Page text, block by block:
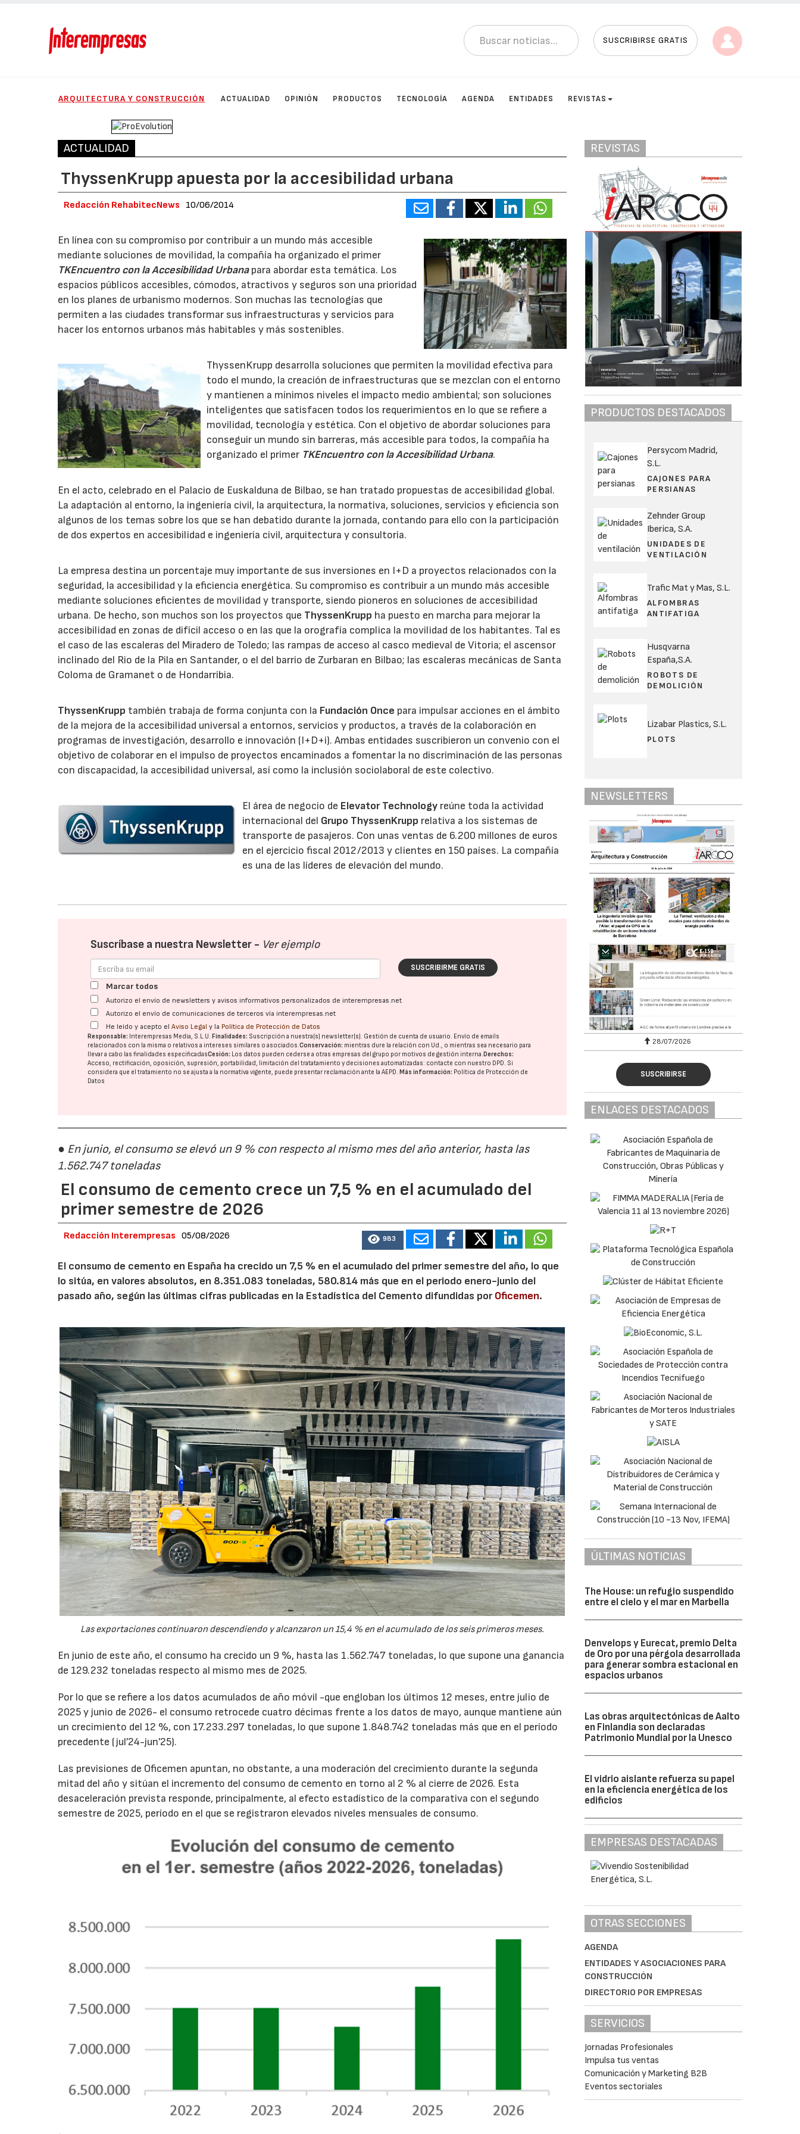
SUSCRIBIRSE GRATIS
ARQUITECTURA Y CONSTRUCCIÓN ACTUALIDAD OPINIÓN PRODUCTOS TECNOLOGÍA AGENDA ENTIDADES REVISTAS
ACTUALIDAD
ThyssenKrupp apuesta por la accesibilidad urbana
Redacción RehabitecNews 10/06/2014
En línea con su compromiso por contribuir a un mundo más accesible
mediante soluciones de movilidad, la compañía ha organizado el primer
TKEncuentrocon la Accesibilidad Urbanapara abordar esta temática. Los
espacios públicos accesibles, cómodos, atractivos y seguros son una prioridad
en los planes de urbanismo modernos. Son muchas las tecnologías que
permiten a las ciudades transformar sus infraestructuras y servicios para
hacer los entornos urbanos más habitables y más sostenibles.
ThyssenKrupp desarrolla soluciones que permiten la movilidad efectiva para
todo el mundo, la creación de infraestructuras que se mezclan con el entorno
y mantienen a mínimos niveles el impacto medio ambiental; son soluciones
inteligentes que satisfacen todos los requerimientos en lo que se refiere a
movilidad, tecnología y estética. Con el objetivo de abordar soluciones para
conseguir un mundo sin barreras, más accesible para todos, la compañía ha
organizado el primer TKEncuentro con la Accesibilidad Urbana.
En el acto, celebrado en el Palacio de Euskalduna de Bilbao, se han tratado propuestas de accesibilidad global.
La adaptación al entorno, la ingeniería civil, la arquitectura, la normativa, soluciones, servicios y eficiencia son
algunos de los temas sobre los que se han debatido durante la jornada, contando para ello con la participación
de dos expertos en accesibilidad e ingeniería civil, arquitectura y consultoría.
La empresa destina un porcentaje muy importante de sus inversiones en I+D a proyectos relacionados con la
seguridad, la accesibilidad y la eficiencia energética. Su compromiso es contribuir a un mundo más accesible
mediante soluciones eficientes de movilidad y transporte, siendo pioneros en soluciones de accesibilidad
urbana. De hecho, son muchos son los proyectos que ThyssenKrupp ha puesto en marcha para mejorar la
accesibilidad en zonas de difícil acceso o en las que la orografía complica la movilidad de los habitantes. Tal es
el caso de las escaleras del Miradero de Toledo; las rampas de acceso al casco medieval de Vitoria; el ascensor
inclinado del Rio de la Pila en Santander, o el del barrio de Zurbaran en Bilbao; las escaleras mecánicas de Santa
Coloma de Gramanet o de Hondarribia.
ThyssenKrupp también trabaja de forma conjunta con la Fundación Once para impulsar acciones en el ámbito
de la mejora de la accesibilidad universal a entornos, servicios y productos, a través de la colaboración en
programas de investigación, desarrollo e innovación (I+D+i). Ambas entidades suscribieron un convenio con el
objetivo de colaborar en el impulso de proyectos encaminados a fomentar la no discriminación de las personas
con discapacidad, la accesibilidad universal, así como la inclusión sociolaboral de este colectivo.
El área de negocio de Elevator Technology reúne toda la actividad
internacional del Grupo ThyssenKrupp relativa a los sistemas de
transporte de pasajeros. Con unas ventas de 6.200 millones de euros
en el ejercicio fiscal 2012/2013 y clientes en 150 países. La compañía
es una de las líderes de elevación del mundo.
Suscríbase a nuestra Newsletter - Ver ejemplo
SUSCRIBIRME GRATIS
Marcar todos
Autorizo el envío de newsletters y avisos informativos personalizados de interempresas.net
Autorizo el envío de comunicaciones de terceros vía interempresas.net
He leído y acepto elAviso Legal y la Política de Protección de Datos
Responsable: Interempresas Media, S.L.U. Finalidades: Suscripción a nuestra(s) newsletter(s). Gestión de cuenta de usuario. Envío de emails
relacionados con la misma o relativos a intereses similares o asociados.Conservación: mientras dure la relación con Ud., o mientras sea necesario para
llevar a cabo las finalidades especificadasCesión: Los datos pueden cederse a otras empresas del grupo por motivos de gestión interna. Derechos:
Acceso, rectificación, oposición, supresión, portabilidad, limitación del tratatamiento y decisiones automatizadas: contacte con nuestro DPD. Si
considera que el tratamiento no se ajusta a la normativa vigente, puede presentar reclamación ante laAEPD. Más información: Política de Protección de
Datos
● En junio, el consumo se elevó un 9 % con respecto al mismo mes del año anterior, hasta las
1.562.747 toneladas
El consumo de cemento crece un 7,5 % en el acumulado del
primer semestre de 2026
Redacción Interempresas 05/08/2026 983
El consumo de cemento en España ha crecido un 7,5 % en el acumulado del primer semestre del año, lo que
lo sitúa, en valores absolutos, en 8.351.083 toneladas, 580.814 más que en el periodo enero-junio del
pasado año, según las últimas cifras publicadas en la Estadística del Cemento difundidas porOficemen.
Las exportaciones continuaron descendiendo y alcanzaron un 15,4 % en el acumulado de los seis primeros meses.
En junio de este año, el consumo ha crecido un 9 %, hasta las 1.562.747 toneladas, lo que supone una ganancia
de 129.232 toneladas respecto al mismo mes de 2025.
Por lo que se refiere a los datos acumulados de año móvil -que engloban los últimos 12 meses, entre julio de
2025 y junio de 2026- el consumo retrocede cuatro décimas frente a los datos de mayo, aunque mantiene aún
un crecimiento del 12 %, con 17.233.297 toneladas, lo que supone 1.848.742 toneladas más que en el período
precedente (jul’24-jun’25).
Las previsiones de Oficemen apuntan, no obstante, a una moderación del crecimiento durante la segunda
mitad del año y sitúan el incremento del consumo de cemento en torno al 2 % al cierre de 2026. Esta
desaceleración prevista responde, principalmente, al efecto estadístico de la comparativa con el segundo
semestre de 2025, período en el que se registraron elevados niveles mensuales de consumo.
REVISTAS
PRODUCTOS DESTACADOS
Persycom Madrid,
S.L.
CAJONES PARA
PERSIANAS
Zehnder Group
Iberica, S.A.
UNIDADES DE
VENTILACIÓN
Trafic Mat y Mas, S.L.
ALFOMBRAS
ANTIFATIGA
Husqvarna
España,S.A.
ROBOTS DE
DEMOLICIÓN
Lizabar Plastics, S.L.
PLOTS
NEWSLETTERS
28/07/2026 30/07/2026 28/07/2026
SUSCRIBIRSE
ENLACES DESTACADOS
ÚLTIMAS NOTICIAS
The House: un refugio suspendido
entre el cielo y el mar en Marbella
Denvelops y Eurecat, premio Delta
de Oro por una pérgola desarrollada
para generar sombra estacional en
espacios urbanos
Las obras arquitectónicas de Aalto
en Finlandia son declaradas
Patrimonio Mundial por la Unesco
El vidrio aislante refuerza su papel
en la eficiencia energética de los
edificios
EMPRESAS DESTACADAS
OTRAS SECCIONES
AGENDA
ENTIDADES Y ASOCIACIONES PARA
CONSTRUCCIÓN
DIRECTORIO POR EMPRESAS
SERVICIOS
Jornadas Profesionales
Impulsa tus ventas
Comunicación y Marketing B2B
Eventos sectoriales